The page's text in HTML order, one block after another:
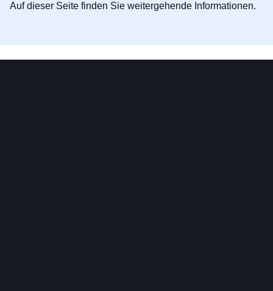
Auf dieser Seite finden Sie weitergehende Informationen.